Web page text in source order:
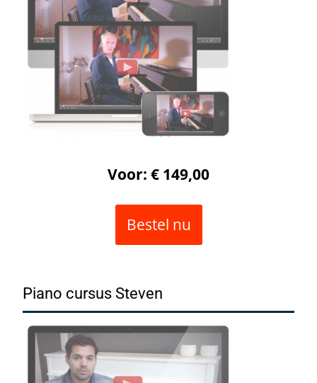
Voor: € 149,00
Bestel nu
Piano cursus Steven